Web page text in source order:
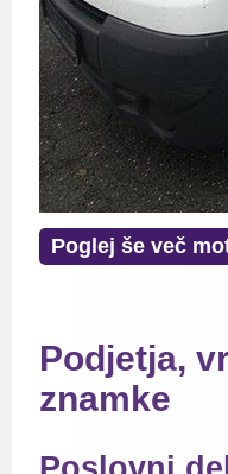
Poglej še več
Podjetja,
znamke